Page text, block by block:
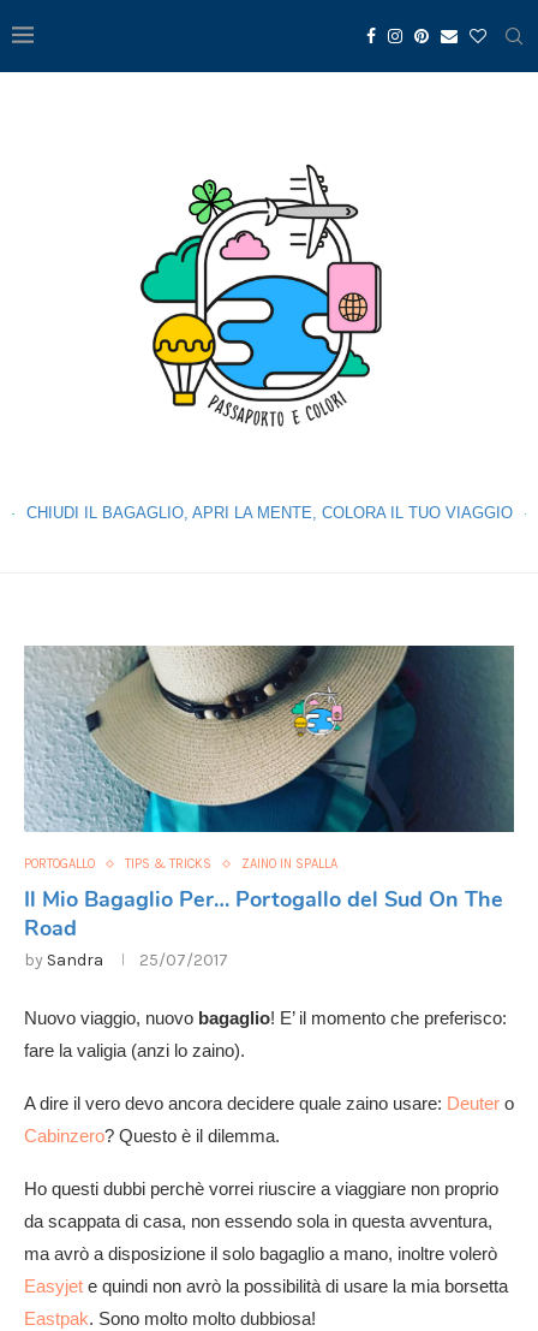
CHIUDI IL BAGAGLIO, APRI LA MENTE, COLORA IL TUO VIAGGIO
PORTOGALLO TIPS & TRICKS ZAINO IN SPALLA
Il Mio Bagaglio Per… Portogallo del Sud On The
Road
by Sandra 25/07/2017
Nuovo viaggio, nuovo bagaglio! E’ il momento che preferisco:
fare la valigia (anzi lo zaino).
A dire il vero devo ancora decidere quale zaino usare: Deuter o
Cabinzero? Questo è il dilemma.
Ho questi dubbi perchè vorrei riuscire a viaggiare non proprio
da scappata di casa, non essendo sola in questa avventura,
ma avrò a disposizione il solo bagaglio a mano, inoltre volerò
Easyjet e quindi non avrò la possibilità di usare la mia borsetta
Eastpak. Sono molto molto dubbiosa!